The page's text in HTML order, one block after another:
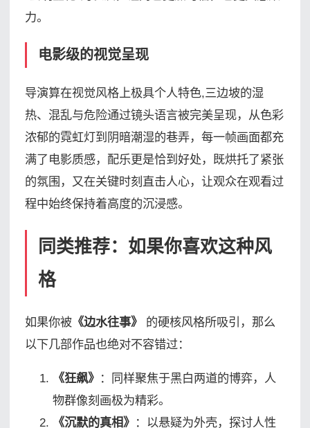
力。
电影级的视觉呈现
导演算在视觉风格上极具个人特色,三边坡的湿
热、混乱与危险通过镜头语言被完美呈现，从色彩
浓郁的霓虹灯到阴暗潮湿的巷弄，每一帧画面都充
满了电影质感，配乐更是恰到好处，既烘托了紧张
的氛围，又在关键时刻直击人心，让观众在观看过
程中始终保持着高度的沉浸感。
同类推荐：如果你喜欢这种风
格
如果你被《边水往事》
的硬核风格所吸引，那么
以下几部作品也绝对不容错过：
《狂飙》 ：同样聚焦于黑白两道的博弈，人
物群像刻画极为精彩。
《沉默的真相》 ：以悬疑为外壳，探讨人性